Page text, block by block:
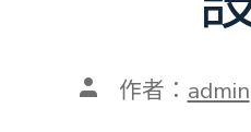
文 作者： admin